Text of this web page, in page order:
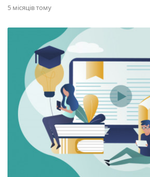
5 місяців тому
Як перекласти сайт на